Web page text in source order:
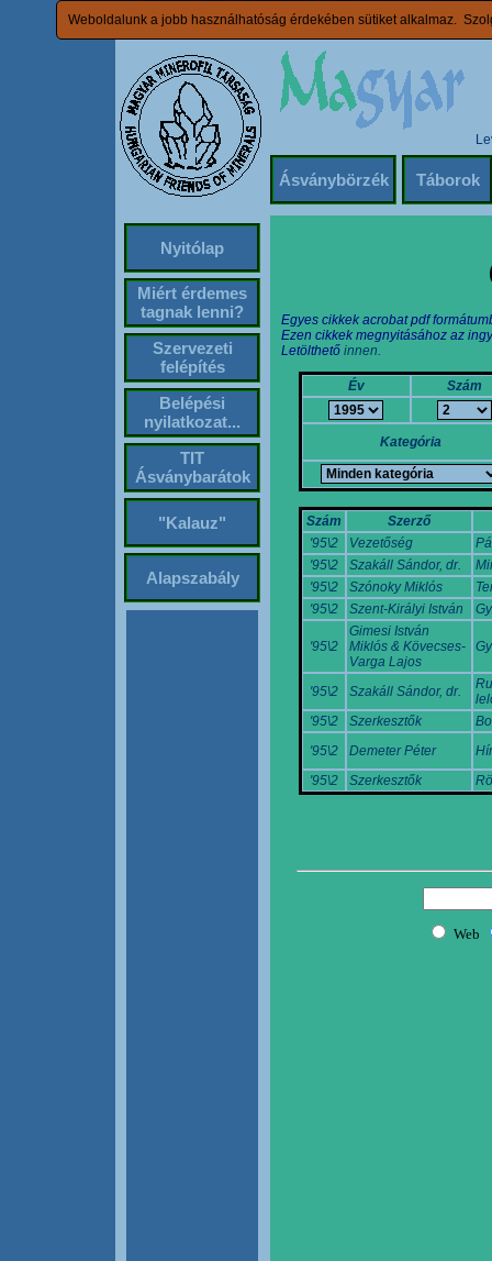
Weboldalunk a jobb használhatóság érdekében sütiket alkalmaz.
Ásványbörzék Táborok
Nyitólap
Miért érdemes
tagnak lenni?
Szervezeti
felépítés
Belépési
nyilatkozat...
TIT
Ásványbarátok
"Kalauz"
Alapszabály
Egyes cikkek acrobat pdf
Ezen cikkek megnyitásához az
Letölthető innen.
Év Szám
Kategória
Szám
Szerző
'95\2
Vezetőség
'95\2
Szakáll Sándor, dr.
'95\2
Szónoky Miklós
'95\2
Szent-Királyi István
'95\2
Gimesi István
Miklós & Kövecses-
Varga Lajos
'95\2 Szakáll Sándor, dr.
'95\2
Szerkesztők
'95\2
Demeter Péter
'95\2
Szerkesztők